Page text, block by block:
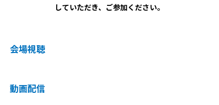
の
内
していただき、ご参加ください。
会場視聴
動画配信